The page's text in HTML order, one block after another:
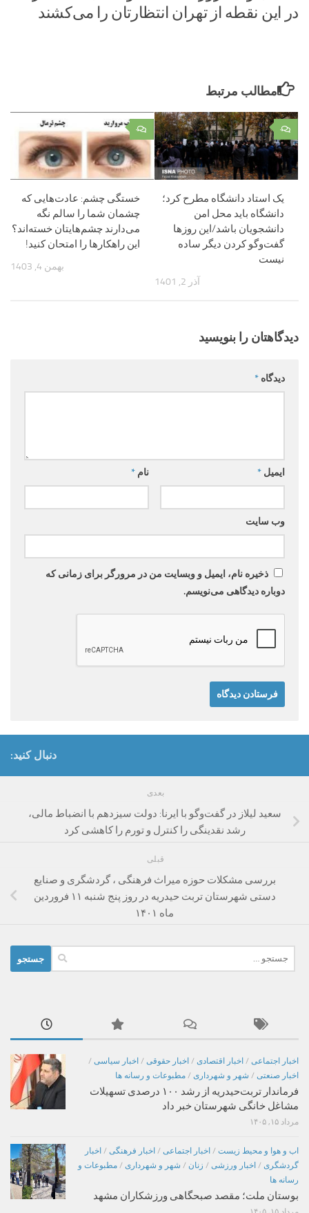
در این نقطه از تهران انتظارتان را می‌کشند
مطالب مرتبط
۰
خستگی چشم: عادت‌هایی که
چشمان شما را سالم نگه
می‌دارند چشم‌هایتان خسته‌اند؟
این راهکارها را امتحان کنید!
بهمن 4, 1403
۰
یک استاد دانشگاه مطرح کرد؛
دانشگاه باید محل امن
دانشجویان باشد/این روزها
گفت‌وگو کردن دیگر ساده
نیست
آذر 2, 1401
دیدگاهتان را بنویسید
دیدگاه *
نام * ایمیل *
وب‌ سایت
ذخیره نام، ایمیل و وبسایت من در مرورگر برای زمانی که
دوباره دیدگاهی می‌نویسم.
دنبال کنید:
بعدی
سعید لیلاز در گفت‌وگو با ایرنا: دولت سیزدهم با انضباط مالی،
رشد نقدینگی را کنترل و تورم را کاهشی کرد
قبلی
بررسی مشکلات حوزه میراث فرهنگی ، گردشگری و صنایع
دستی شهرستان تربت حیدریه در روز پنج شنبه ۱۱ فروردین
ماه ۱۴۰۱
برای:
اخبار اجتماعی / اخبار اقتصادی / اخبار حقوقی / اخبار سیاسی /
اخبار صنعتی / شهر و شهرداری / مطبوعات و رسانه ها
فرماندار تربت‌حیدریه از رشد ۱۰۰ درصدی تسهیلات
مشاغل خانگی شهرستان خبر داد
مرداد ۱۵, ۱۴۰۵
اب و هوا و محیط زیست / اخبار اجتماعی / اخبار فرهنگی / اخبار
گردشگری / اخبار ورزشی / زنان / شهر و شهرداری / مطبوعات و
رسانه ها
بوستان ملت؛ مقصد صبحگاهی ورزشکاران مشهد